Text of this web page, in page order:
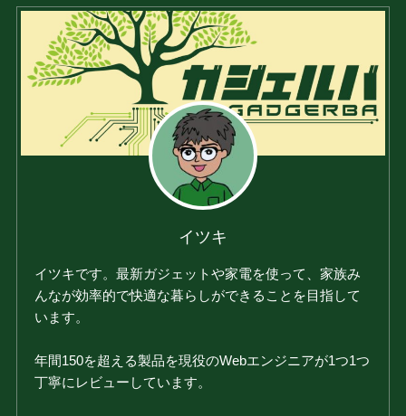
イツキ
イツキです。最新ガジェットや家電を使って、家族み
んなが効率的で快適な暮らしができることを目指して
います。
年間150を超える製品を現役のWebエンジニアが1つ1つ
丁寧にレビューしています。